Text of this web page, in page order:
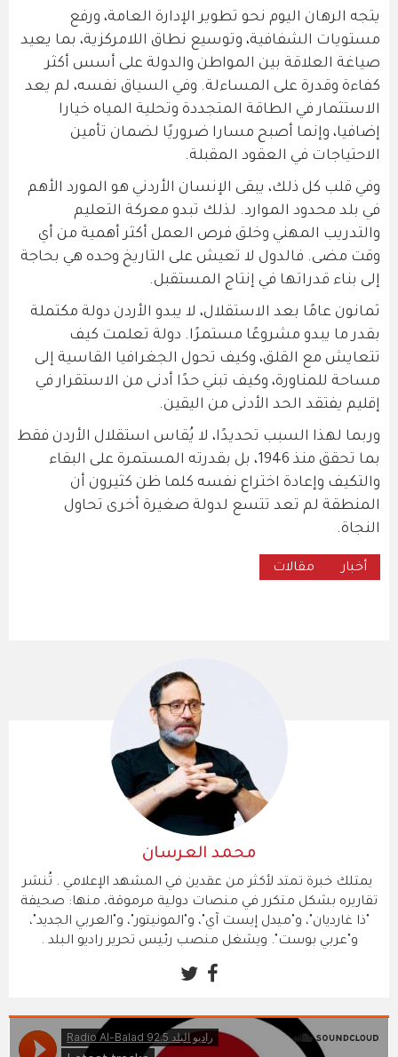
يتجه الرهان اليوم نحو تطوير الإدارة العامة، ورفع
مستويات الشفافية، وتوسيع نطاق اللامركزية، بما يعيد
صياغة العلاقة بين المواطن والدولة على أسس أكثر
كفاءة وقدرة على المساءلة. وفي السياق نفسه، لم يعد
الاستثمار في الطاقة المتجددة وتحلية المياه خيارا
إضافيا، وإنما أصبح مسارا ضروريًا لضمان تأمين
الاحتياجات في العقود المقبلة.
وفي قلب كل ذلك، يبقى الإنسان الأردني هو المورد الأهم
في بلد محدود الموارد. لذلك تبدو معركة التعليم
والتدريب المهني وخلق فرص العمل أكثر أهمية من أي
وقت مضى. فالدول لا تعيش على التاريخ وحده هي بحاجة
إلى بناء قدراتها في إنتاج المستقبل.
ثمانون عامًا بعد الاستقلال، لا يبدو الأردن دولة مكتملة
بقدر ما يبدو مشروعًا مستمرًا. دولة تعلمت كيف
تتعايش مع القلق، وكيف تحول الجغرافيا القاسية إلى
مساحة للمناورة، وكيف تبني حدًا أدنى من الاستقرار في
إقليم يفتقد الحد الأدنى من اليقين.
وربما لهذا السبب تحديدًا، لا يُقاس استقلال الأردن فقط
بما تحقق منذ 1946، بل بقدرته المستمرة على البقاء
والتكيف وإعادة اختراع نفسه كلما ظن كثيرون أن
المنطقة لم تعد تتسع لدولة صغيرة أخرى تحاول
النجاة.
أخبار مقالات
محمد العرسان
يمتلك خبرة تمتد لأكثر من عقدين في المشهد الإعلامي . ​تُنشر
تقاريره بشكل متكرر في منصات دولية مرموقة، منها: صحيفة
"ذا غارديان"، و"ميدل إيست آي"، و"المونيتور"، و"العربي الجديد"،
و"عربي بوست". ويشغل منصب رئيس تحرير راديو البلد .